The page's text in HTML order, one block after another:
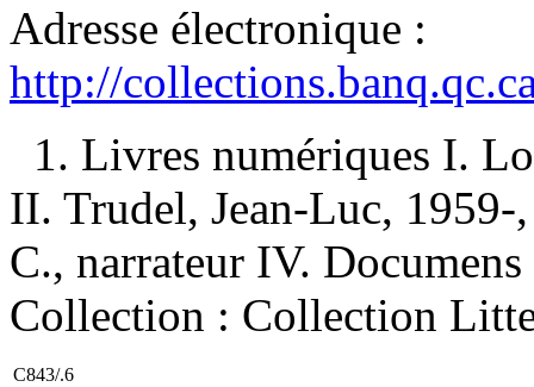
Adresse électronique :
http://
1. Livres numériques I.
II. Trudel, Jean-Luc,
C., narrateur IV.
Collection : Collection
C843/.6